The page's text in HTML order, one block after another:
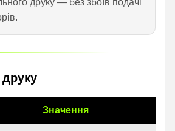
друку — без збоїв подачі
Значення